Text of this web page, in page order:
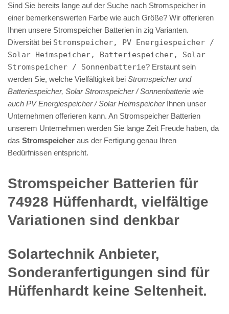
Sind Sie bereits lange auf der Suche nach Stromspeicher in
einer bemerkenswerten Farbe wie auch Größe? Wir offerieren
Ihnen unsere Stromspeicher Batterien in zig Varianten.
Diversität bei Stromspeicher, PV Energiespeicher /
Solar Heimspeicher, Batteriespeicher, Solar
Stromspeicher / Sonnenbatterie? Erstaunt sein
werden Sie, welche Vielfältigkeit bei Stromspeicher und
Batteriespeicher, Solar Stromspeicher / Sonnenbatterie wie
auch PV Energiespeicher / Solar HeimspeicherIhnen unser
Unternehmen offerieren kann. An Stromspeicher Batterien
unserem Unternehmen werden Sie lange Zeit Freude haben, da
das Stromspeicher aus der Fertigung genau Ihren
Bedürfnissen entspricht.
Stromspeicher Batterien für
74928 Hüffenhardt, vielfältige
Variationen sind denkbar
Solartechnik Anbieter,
Sonderanfertigungen sind für
Hüffenhardt keine Seltenheit.